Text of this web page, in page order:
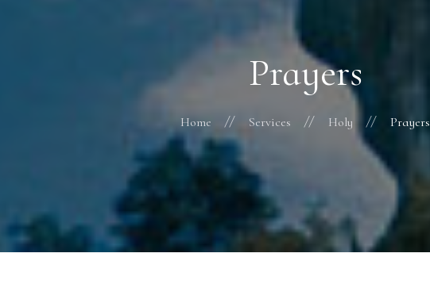
Prayers
Home Services Holy Prayers